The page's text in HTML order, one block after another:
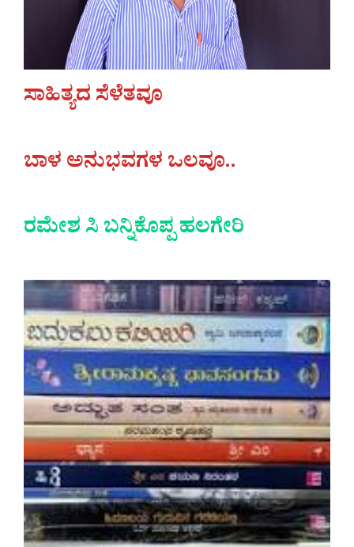
ಸಾಹಿತ್ಯದ ಸೆಳೆತವೂ
ಬಾಳ ಅನುಭವಗಳ ಒಲವೂ..
ರಮೇಶ ಸಿ ಬನ್ನಿಕೊಪ್ಪ ಹಲಗೇರಿ